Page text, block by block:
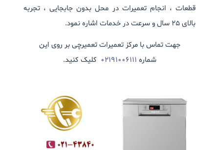
قطعات ، انجام تعمیرات در محل بدون جابجایی ، تجربه
بالای 25 سال و سرعت در خدمات اشاره نمود.
جهت تماس با مرکز تعمیرات تعمیرچی بر روی این
شماره 02191006111 کلیک کنید.